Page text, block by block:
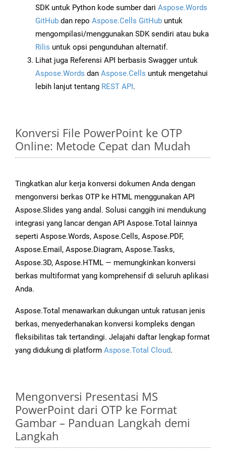
SDK untuk Python kode sumber dari Aspose.Words
GitHub dan repo Aspose.Cells GitHub untuk
mengompilasi/menggunakan SDK sendiri atau buka
Rilis untuk opsi pengunduhan alternatif.
Lihat juga Referensi API berbasis Swagger untuk
Aspose.Words dan Aspose.Cells untuk mengetahui
lebih lanjut tentang REST API.
Konversi File PowerPoint ke OTP
Online: Metode Cepat dan Mudah
Tingkatkan alur kerja konversi dokumen Anda dengan
mengonversi berkas OTP ke HTML menggunakan API
Aspose.Slides yang andal. Solusi canggih ini mendukung
integrasi yang lancar dengan API Aspose.Total lainnya
seperti Aspose.Words, Aspose.Cells, Aspose.PDF,
Aspose.Email, Aspose.Diagram, Aspose.Tasks,
Aspose.3D, Aspose.HTML — memungkinkan konversi
berkas multiformat yang komprehensif di seluruh aplikasi
Anda.
Aspose.Total menawarkan dukungan untuk ratusan jenis
berkas, menyederhanakan konversi kompleks dengan
fleksibilitas tak tertandingi. Jelajahi daftar lengkap format
yang didukung di platform Aspose.Total Cloud.
Mengonversi Presentasi MS
PowerPoint dari OTP ke Format
Gambar – Panduan Langkah demi
Langkah